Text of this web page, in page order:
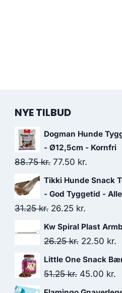
NYE TILBUD
Dogman Hunde
- Ø12,5cm - Kornfri
88.75kr. Den
oprindelige
pris
var:
88.75 kr..
77.50 kr.
aktuelle
pris
77.50 kr..
Tikki Hunde Snack
- God Tyggetid -
31.25kr. Den
oprindelige
pris
31.25 kr..
26.25 kr.
aktuelle
pris
26.25 kr..
Kw Spiral Plast
26.25kr. Den
pris
22.50 kr.
Little One Snack
51.25kr. Den
45.00 kr.